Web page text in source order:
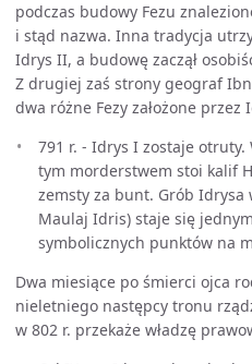
podczas budowy Fezu
i stąd nazwa. Inna tradycja
Idrys II, a budowę zaczął
Z drugiej zaś strony geograf
dwa różne Fezy założone
791 r. - Idrys I zostaje
tym morderstwem stoi kalif
zemsty za bunt. Grób
Maulaj Idris) staje się
symbolicznych punktów na
Dwa miesiące po śmierci ojca
nieletniego następcy tronu
w 802 r. przekaże władzę